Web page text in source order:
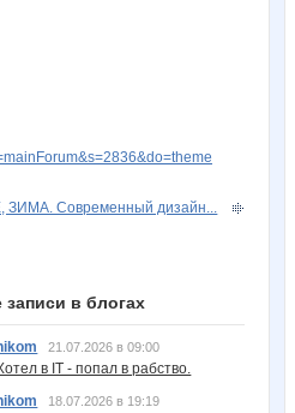
Современный дизайн...
в блогах
21.07.2026 в 09:00
в IT - попал в рабство.
18.07.2026 в 19:19